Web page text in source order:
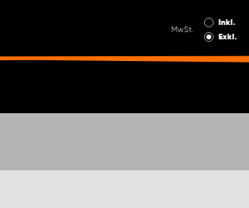
MwSt.
Inkl.
Exkl.